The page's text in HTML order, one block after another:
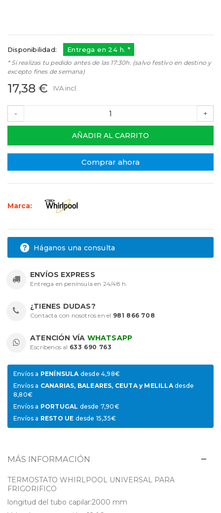
Disponibilidad: Entrega en 24 h. *
* Si realizas tu pedido antes de las 17:30h. (salvo festivo en destino y
excepto fines de semana)
17,38 € IVA incl.
- +
AÑADIR AL CARRITO
Comprar ahora
Marca:
Háganos una consulta
ENVÍOS EXPRESS
Entrega en península en 24/48 h.
¿TIENES DUDAS?
Contacta con nosotros en el 981 866 708.
ATENCIÓN VÍA WHATSAPP
Escríbenos al 633 690 763.
Envíos a PENÍNSULAdesde 4,98€
Envíos a CANARIAS, BALEARES, CEUTA y MELILLAdesde
8,80€
Envíos a PORTUGAL desde 7,90€
Envíos a RESTO UE desde 15,35€
MÁS INFORMACIÓN
TERMOSTATO WHIRLPOOL UNIVERSAL PARA
FRIGORIFICO
longitud del tubo capilar:2000 mm